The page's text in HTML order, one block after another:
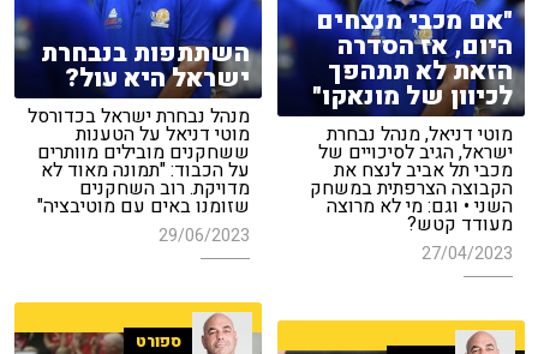
השתתפות בנבחרת
ישראל היא עול?
מנהל נבחרת ישראל בכדורסל
מוטי דניאל על הטענות
ששחקנים מובילים מוותרים
על הכבוד: "תמונה מאוד לא
מדויקת. רוב השחקנים
שזומנו באים עם מוטיבציה"
29/06/2023
"אם מכבי מנצחים
היום, אז הסדרה
הזאת לא תתהפך
לכיוון של מונאקו"
מוטי דניאל, מנהל נבחרת
ישראל, הגיב לסיכויים של
מכבי תל אביב לנצח את
הקבוצה הצרפתית במשחק
השני • וגם: מי לא מרוצה
מעודד קטש?
27/04/2023
ספורט